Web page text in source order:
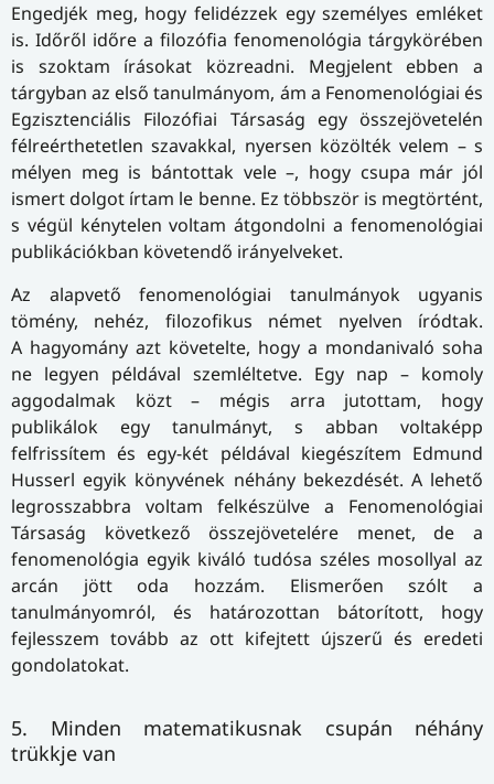
Engedjék meg, hogy felidézzek egy személyes emléket
is. Időről időre a filozófia fenomenológia tárgykörében
is szoktam írásokat közreadni. Megjelent ebben a
tárgyban az első tanulmányom, ám a Fenomenológiai és
Egzisztenciális Filozófiai Társaság egy összejövetelén
félreérthetetlen szavakkal, nyersen közölték velem – s
mélyen meg is bántottak vele –, hogy csupa már jól
ismert dolgot írtam le benne. Ez többször is megtörtént,
s végül kénytelen voltam átgondolni a fenomenológiai
publikációkban követendő irányelveket.
Az alapvető fenomenológiai tanulmányok ugyanis
tömény, nehéz, filozofikus német nyelven íródtak.
A hagyomány azt követelte, hogy a mondanivaló soha
ne legyen példával szemléltetve. Egy nap – komoly
aggodalmak közt – mégis arra jutottam, hogy
publikálok egy tanulmányt, s abban voltaképp
felfrissítem és egy-két példával kiegészítem Edmund
Husserl egyik könyvének néhány bekezdését. A lehető
legrosszabbra voltam felkészülve a Fenomenológiai
Társaság következő összejövetelére menet, de a
fenomenológia egyik kiváló tudósa széles mosollyal az
arcán jött oda hozzám. Elismerően szólt a
tanulmányomról, és határozottan bátorított, hogy
fejlesszem tovább az ott kifejtett újszerű és eredeti
gondolatokat.
5. Minden matematikusnak csupán néhány
trükkje van